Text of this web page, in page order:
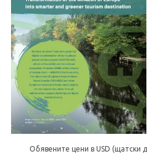
Обявените цени в USD (щатски